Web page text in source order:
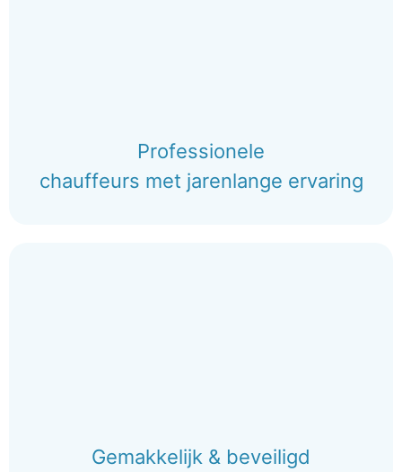
Professionele
chauffeurs met jarenlange ervaring
Gemakkelijk & beveiligd